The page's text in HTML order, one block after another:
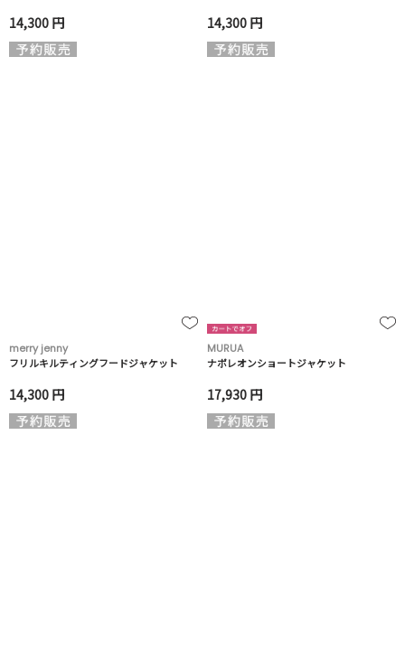
14,300 円 14,300 円
merry jenny
フリルキルティングフードジャケット
14,300 円
MURUA
ナポレオンショートジャケット
17,930 円